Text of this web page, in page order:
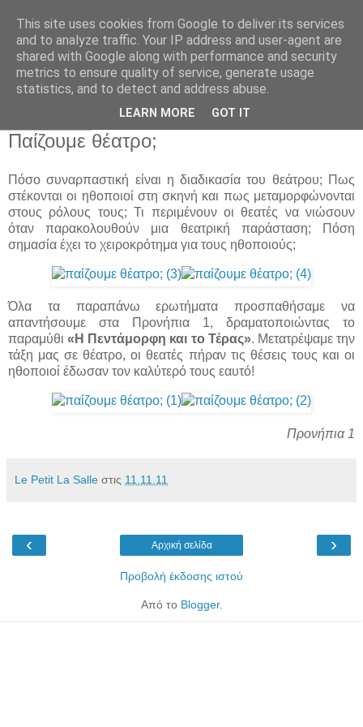
Παιδικός Σταθμός-
Νηπιαγωγείο "ΔΕΛΑΣΑΛ"
Παίζουμε θέατρο;
Πόσο συναρπαστική είναι η διαδικασία του θεάτρου; Πως
στέκονται οι ηθοποιοί στη σκηνή και πως μεταμορφώνονται
στους ρόλους τους; Τι περιμένουν οι θεατές να νιώσουν
όταν παρακολουθούν μια θεατρική παράσταση; Πόση
σημασία έχει το χειροκρότημα για τους ηθοποιούς;
Όλα τα παραπάνω ερωτήματα προσπαθήσαμε να
απαντήσουμε στα Προνήπια 1, δραματοποιώντας το
παραμύθι«Η Πεντάμορφη και το Τέρας». Μετατρέψαμε την
τάξη μας σε θέατρο, οι θεατές πήραν τις θέσεις τους και οι
ηθοποιοί έδωσαν τον καλύτερό τους εαυτό!
Προνήπια 1
Le Petit La Salle στις 11.11.11
‹ ›
Αρχική σελίδα
Προβολή έκδοσης ιστού
Από το Blogger.
This site uses cookies from Google to deliver its services
and to analyze traffic. Your IP address and user-agent are
shared with Google along with performance and security
metrics to ensure quality of service, generate usage
statistics, and to detect and address abuse.
LEARN MORE GOT IT